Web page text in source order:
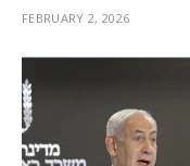
FEBRUARY 2, 2026